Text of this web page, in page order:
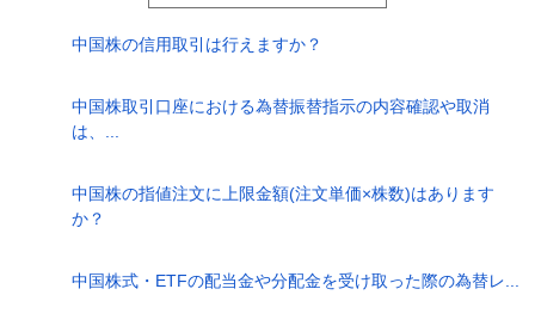
中国株の信用取引は行えますか？
中国株取引口座における為替振替指示の内容確認や取消
は、...
中国株の指値注文に上限金額(注文単価×株数)はあります
か？
中国株式・ETFの配当金や分配金を受け取った際の為替レ...